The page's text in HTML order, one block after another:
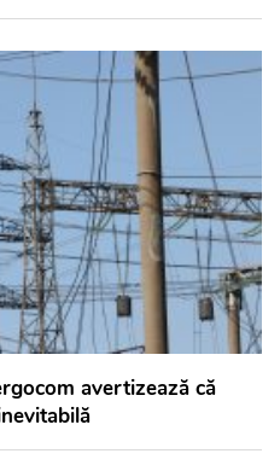
avertizează că